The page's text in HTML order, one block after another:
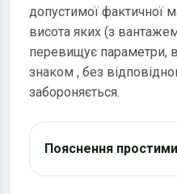
допустимої фактичної
висота яких (з
перевищує параметри,
знаком , без
забороняється.
Пояснення